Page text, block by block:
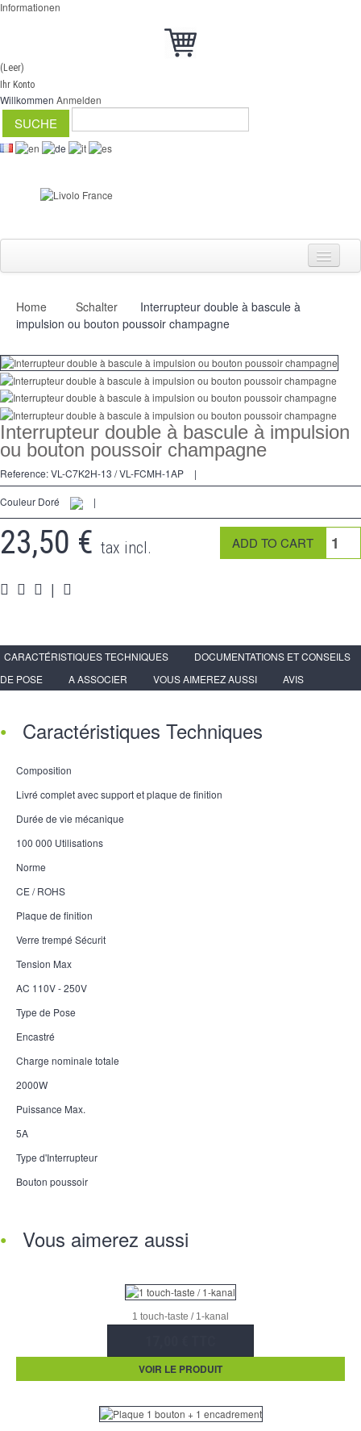
Informationen
(Leer)
Ihr Konto
Willkommen Anmelden
Schalter
Kreuzschalters
Steckdose
Spéciales
Zubehör
Pièces
Medien
Home Schalter
Interrupteur double à bascule à
impulsion ou bouton poussoir champagne
Interrupteur double à bascule à impulsion
ou bouton poussoir champagne
Reference:VL-C7K2H-13 / VL-FCMH-1AP |
Couleur Doré |
23,50 € tax incl.
|
CARACTÉRISTIQUES TECHNIQUES
DOCUMENTATIONS ET CONSEILS
DE POSE
A ASSOCIER VOUS AIMEREZ AUSSI AVIS
Caractéristiques Techniques
Composition
Livré complet avec support et plaque de finition
Durée de vie mécanique
100 000 Utilisations
Norme
CE / ROHS
Plaque de finition
Verre trempé Sécurit
Tension Max
AC 110V - 250V
Type de Pose
Encastré
Charge nominale totale
2000W
Puissance Max.
5A
Type d'Interrupteur
Bouton poussoir
Vous aimerez aussi
1 touch-taste / 1-kanal
VOIR LE PRODUIT